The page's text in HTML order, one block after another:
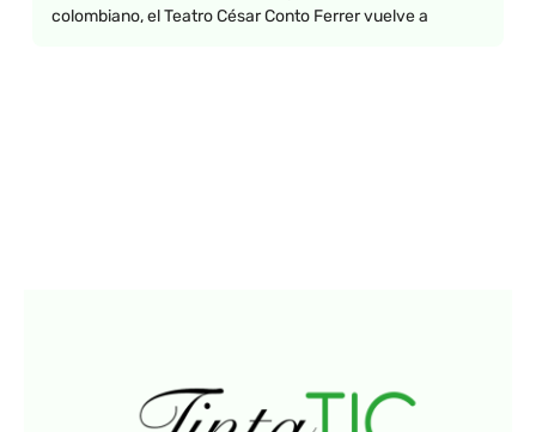
colombiano, el Teatro César Conto Ferrer vuelve a